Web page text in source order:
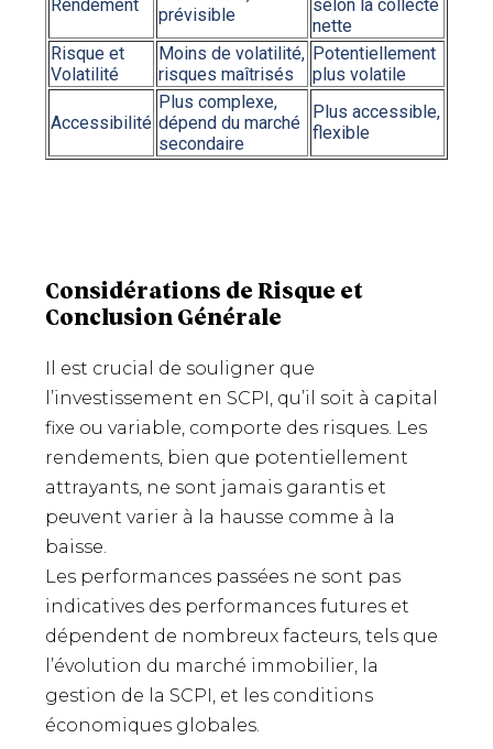
Rendement
prévisible
selon la collecte
nette
Risque et
Volatilité
Moins de volatilité,
risques maîtrisés
Potentiellement
plus volatile
Accessibilité
Plus complexe,
dépend du marché
secondaire
Plus accessible,
flexible
Considérations de Risque et
Conclusion Générale
Il est crucial de souligner que
l’investissement en SCPI, qu’il soit à capital
fixe ou variable, comporte des risques. Les
rendements, bien que potentiellement
attrayants, ne sont jamais garantis et
peuvent varier à la hausse comme à la
baisse.
Les performances passées ne sont pas
indicatives des performances futures et
dépendent de nombreux facteurs, tels que
l’évolution du marché immobilier, la
gestion de la SCPI, et les conditions
économiques globales.